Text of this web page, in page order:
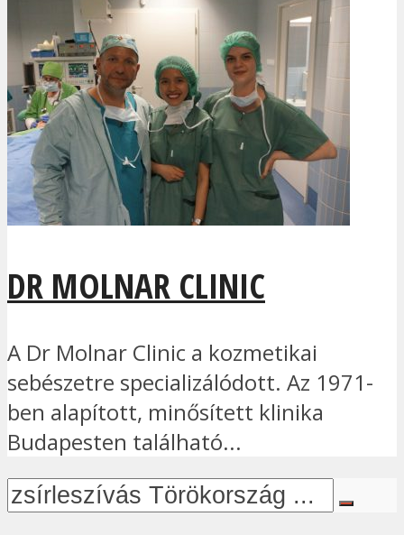
DR MOLNAR CLINIC
A Dr Molnar Clinic a kozmetikai
sebészetre specializálódott. Az 1971-
ben alapított, minősített klinika
Budapesten található...